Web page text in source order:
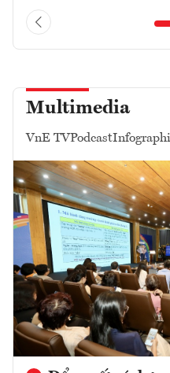
Multimedia
VnE TVPodcast